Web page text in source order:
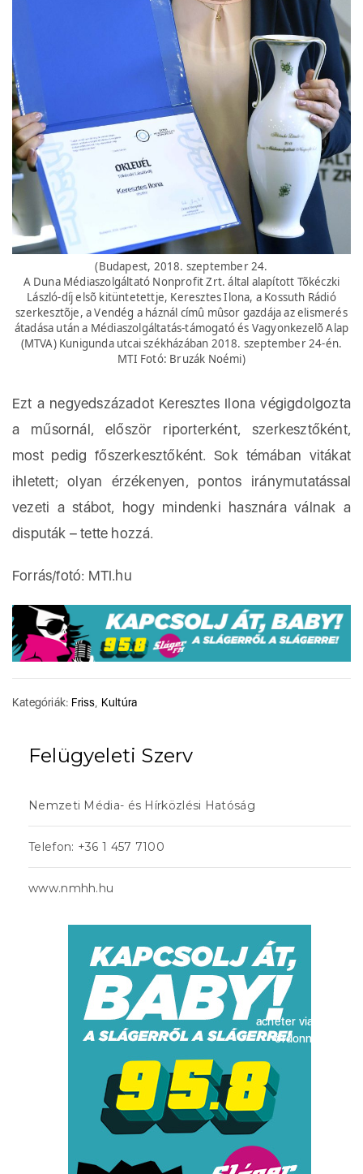
(Budapest, 2018. szeptember 24.
A Duna Médiaszolgáltató Nonprofit Zrt. által alapított Tõkéczki
László-díj elsõ kitüntetettje, Keresztes Ilona, a Kossuth Rádió
szerkesztõje, a Vendég a háznál címû mûsor gazdája az elismerés
átadása után a Médiaszolgáltatás-támogató és Vagyonkezelõ Alap
(MTVA) Kunigunda utcai székházában 2018. szeptember 24-én.
MTI Fotó: Bruzák Noémi)
Ezt a negyedszázadot Keresztes Ilona végigdolgozta
a műsornál, először riporterként, szerkesztőként,
most pedig főszerkesztőként. Sok témában vitákat
ihletett; olyan érzékenyen, pontos iránymutatással
vezeti a stábot, hogy mindenki hasznára válnak a
disputák – tette hozzá.
Forrás/fotó: MTI.hu
Kategóriák: Friss Kultúra
Felügyeleti Szerv
Nemzeti Média- és Hírközlési Hatóság
Telefon: +36 1 457 7100
www.nmhh.hu
acheter viagra sans
ordonnance